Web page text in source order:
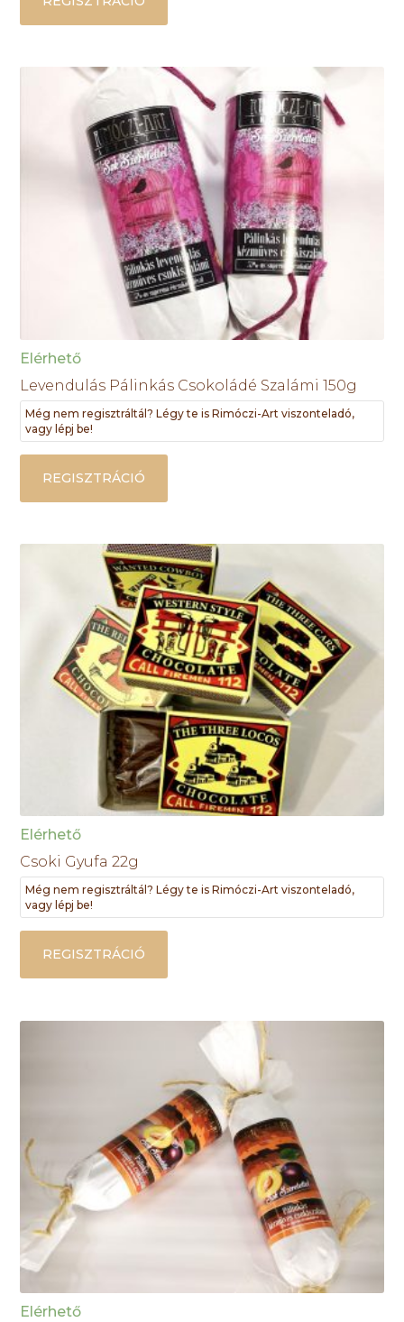
Elérhető
Levendulás Pálinkás Csokoládé Szalámi 150g
Még nem regisztráltál? Légy te is Rimóczi-Art viszonteladó,
vagy lépj be!
REGISZTRÁCIÓ
Elérhető
Csoki Gyufa 22g
Még nem regisztráltál? Légy te is Rimóczi-Art viszonteladó,
vagy lépj be!
REGISZTRÁCIÓ
Elérhető